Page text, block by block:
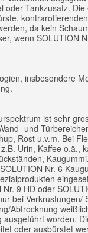
oder Tankzusatz.
da kein
wenn SOLUTION
insbesondere
ist sehr
und
Rost u.v.m. Bei
Urin, Kaffee o.ä.,
Nr. 6
9 HD oder
bei Verkrustungen/
Abtrocknung
worden.
oder ausbürstet